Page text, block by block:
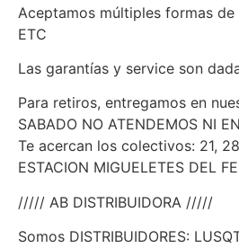
Aceptamos múltiples formas de
ETC
Las garantías y service son
Para retiros, entregamos en
SABADO NO ATENDEMOS NI
Te acercan los colectivos: 21,
ESTACION MIGUELETES DEL
///// AB DISTRIBUIDORA /////
Somos DISTRIBUIDORES: